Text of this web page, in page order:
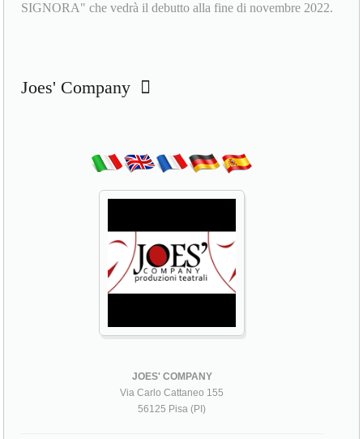
SIGNORA" che vedrà il debutto alla fine di novembre 2022.
Joes' Company
JOES' COMPANY
Via Carlo Cattaneo 155
56125 Pisa (PI)